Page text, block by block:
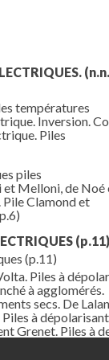
températures
Inversion.
Piles
piles
Melloni, de Noé
Clamond et
(p.11)
(p.11)
Piles à
à agglomérés.
secs. De
à dépolarisant
Grenet. Piles à